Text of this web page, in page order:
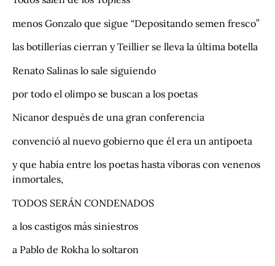
menos Gonzalo que sigue “Depositando semen fresco”
las botillerías cierran y Teillier se lleva la última botella
Renato Salinas lo sale siguiendo
por todo el olimpo se buscan a los poetas
Nicanor después de una gran conferencia
convenció al nuevo gobierno que él era un antipoeta
y que había entre los poetas hasta víboras con venenos
inmortales,
TODOS SERÁN CONDENADOS
a los castigos más siniestros
a Pablo de Rokha lo soltaron